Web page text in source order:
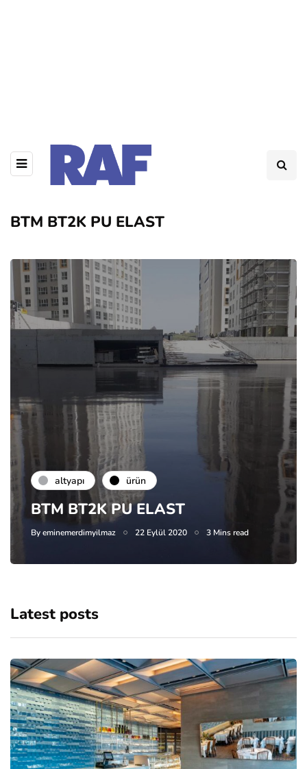
BTM BT2K PU ELAST
altyapı ürün
BTM BT2K PU ELAST
Byeminemerdimyilmaz 22 Eylül 2020 3 Mins read
Latest posts